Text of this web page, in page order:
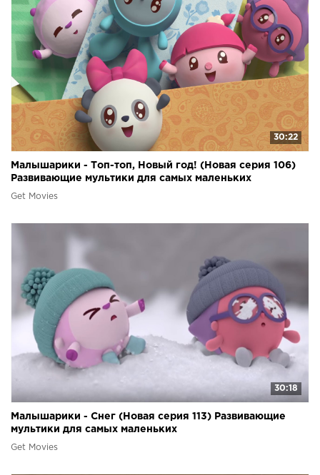
30:22
Малышарики - Топ-топ, Новый год! (Новая серия 106)
Развивающие мультики для самых маленьких
Get Movies
30:18
Малышарики - Снег (Новая серия 113) Развивающие
мультики для самых маленьких
Get Movies